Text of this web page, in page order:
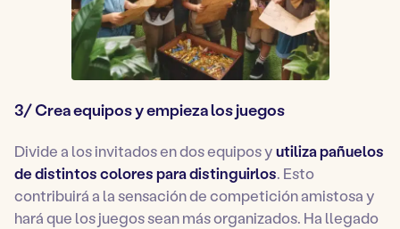
3/ Crea equipos y empieza los juegos
Divide a los invitados en dos equipos yutiliza pañuelos
de distintos colores para distinguirlos. Esto
contribuirá a la sensación de competición amistosa y
hará que los juegos sean más organizados. Ha llegado